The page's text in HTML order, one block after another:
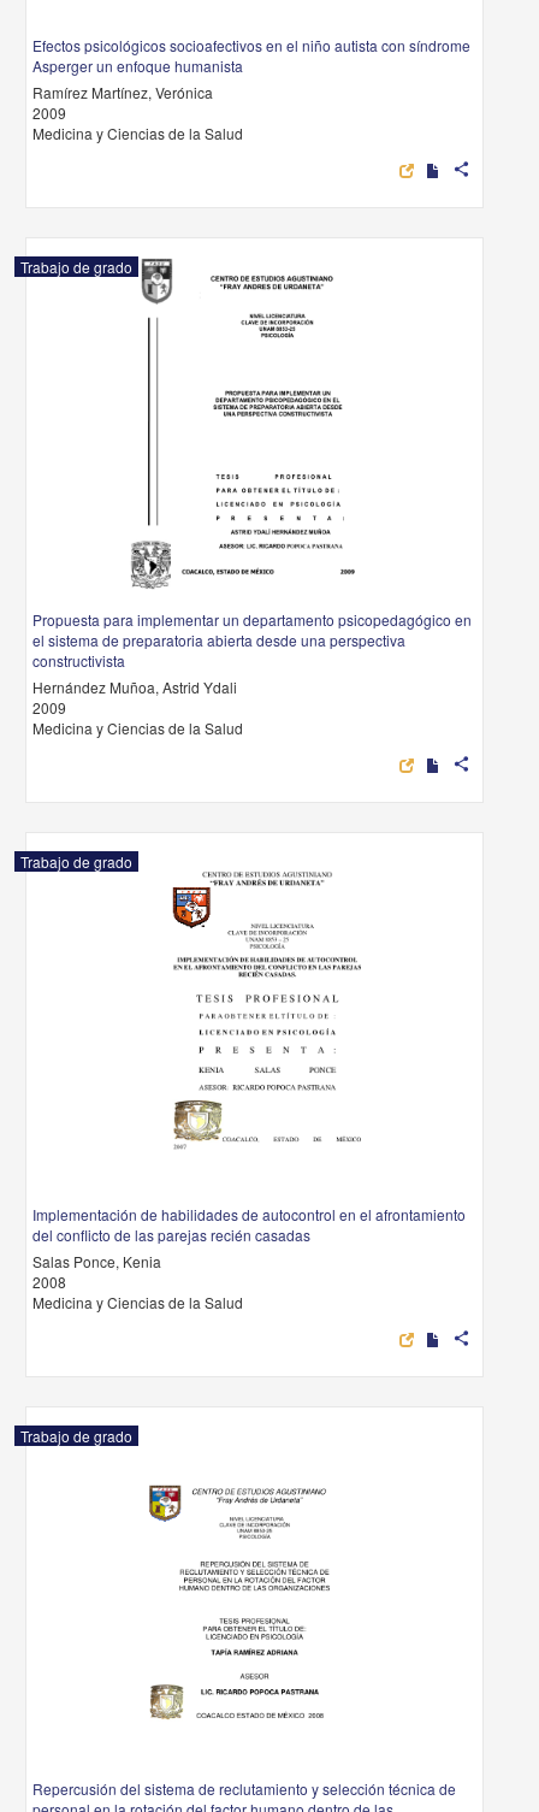
Efectos psicológicos socioafectivos en el niño autista con síndrome
Asperger un enfoque humanista
Ramírez Martínez, Verónica
2009
Medicina y Ciencias de la Salud
share
Trabajo de grado
Propuesta para implementar un departamento psicopedagógico en
el sistema de preparatoria abierta desde una perspectiva
constructivista
Hernández Muñoa, Astrid Ydali
2009
Medicina y Ciencias de la Salud
share
Trabajo de grado
Implementación de habilidades de autocontrol en el afrontamiento
del conflicto de las parejas recién casadas
Salas Ponce, Kenia
2008
Medicina y Ciencias de la Salud
share
Trabajo de grado
Repercusión del sistema de reclutamiento y selección técnica de